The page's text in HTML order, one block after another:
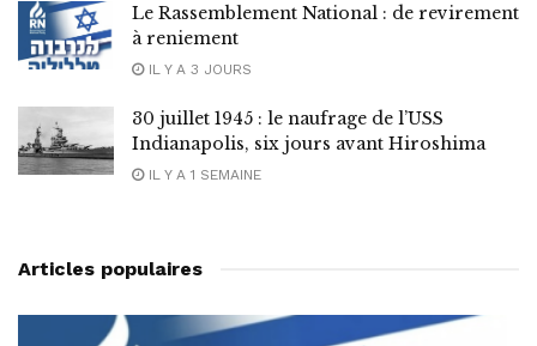
Le Rassemblement National : de revirement
à reniement
IL Y A 3 JOURS
30 juillet 1945 : le naufrage de l’USS
Indianapolis, six jours avant Hiroshima
IL Y A 1 SEMAINE
Articles populaires